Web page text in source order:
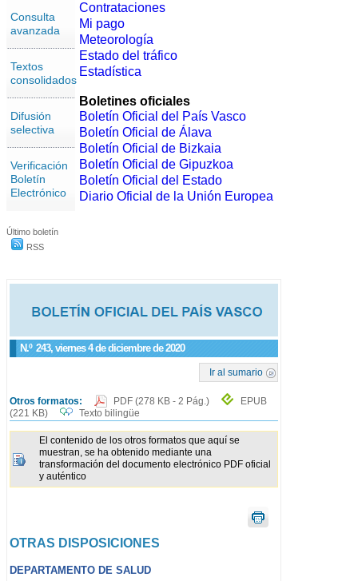
Consulta
avanzada
Textos
consolidados
Difusión
selectiva
Verificación
Boletín
Electrónico
Último boletín
RSS
N.º 243, viernes 4 de diciembre de 2020
Ir al sumario
Otros formatos: PDF (278 KB - 2 Pág.)
EPUB
(221 KB)
Texto bilingüe
El contenido de los otros formatos que aquí se
muestran, se ha obtenido mediante una
transformación del documento electrónico PDF oficial
y auténtico
OTRAS DISPOSICIONES
DEPARTAMENTO DE SALUD
Contrataciones
Mi pago
Meteorología
Estado del tráfico
Estadística
Boletines oficiales
Boletín Oficial del País Vasco
Boletín Oficial de Álava
Boletín Oficial de Bizkaia
Boletín Oficial de Gipuzkoa
Boletín Oficial del Estado
Diario Oficial de la Unión Europea